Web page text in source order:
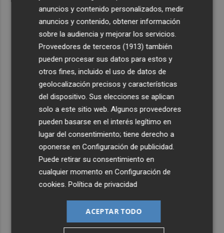
anuncios y contenido personalizados, medir
anuncios y contenido, obtener información
sobre la audiencia y mejorar los servicios.
Proveedores de terceros (1913) también
pueden procesar sus datos para estos y
otros fines, incluido el uso de datos de
geolocalización precisos y características
del dispositivo. Sus elecciones se aplican
solo a este sitio web. Algunos proveedores
pueden basarse en el interés legítimo en
lugar del consentimiento; tiene derecho a
oponerse enConfiguración de publicidad.
Puede retirar su consentimiento en
cualquier momento enConfiguración de
cookies.Política de privacidad
ACEPTAR TODO